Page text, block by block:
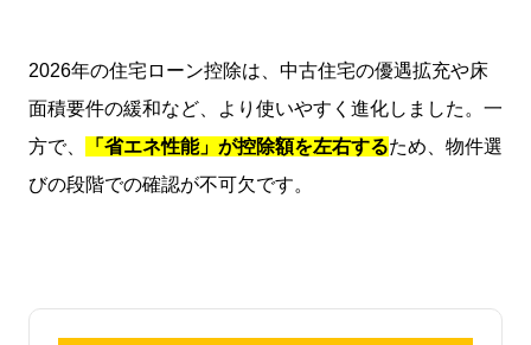
2026年の住宅ローン控除は、中古住宅の優遇拡充や床
面積要件の緩和など、より使いやすく進化しました。一
方で、
「省エネ性能」が控除額を左右するため、物件選
びの段階での確認が不可欠です。